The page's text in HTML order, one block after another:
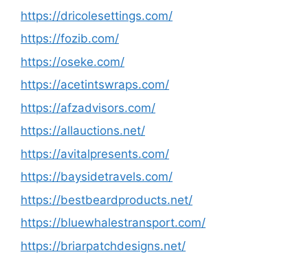
https://dricolesettings.com/
https://fozib.com/
https://oseke.com/
https://acetintswraps.com/
https://afzadvisors.com/
https://allauctions.net/
https://avitalpresents.com/
https://baysidetravels.com/
https://bestbeardproducts.net/
https://bluewhalestransport.com/
https://briarpatchdesigns.net/